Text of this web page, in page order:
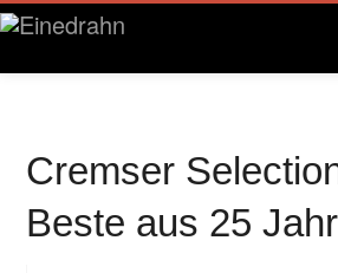
Cremser
Beste aus 25